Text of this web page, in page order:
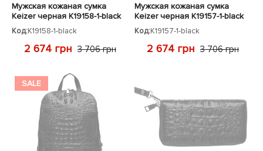
Мужская кожаная сумка
Keizer черная K19158-1-black
Код:K19158-1-black
2 674 грн 3 706 грн
Мужская кожаная сумка
Keizer черная K19157-1-black
Код:K19157-1-black
2 674 грн 3 706 грн
SALE